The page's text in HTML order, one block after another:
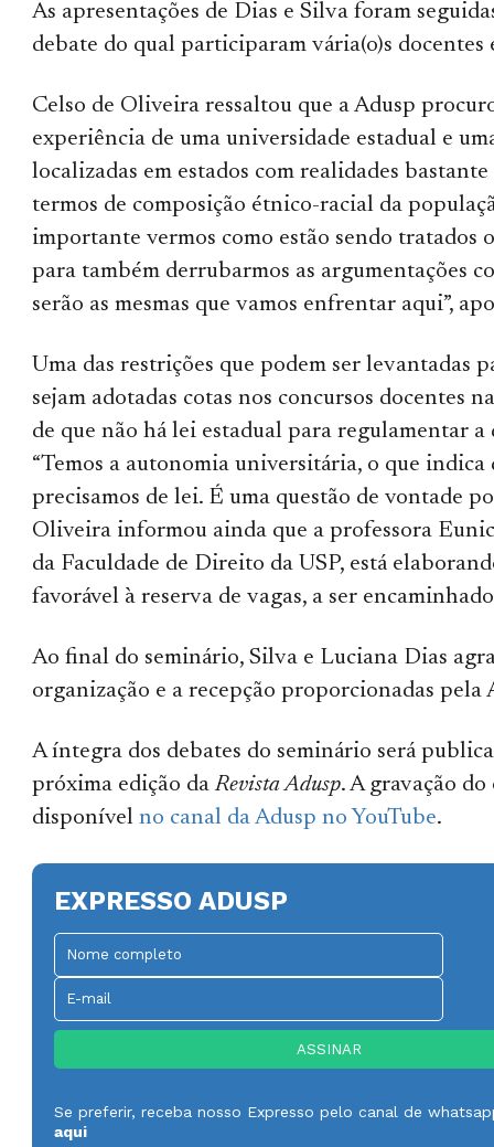
As apresentações de Dias e Silva foram
debate do qual participaram vária(o)s docentes
Celso de Oliveira ressaltou que a Adusp
experiência de uma universidade estadual e
localizadas em estados com realidades bastante
termos de composição étnico-racial da
importante vermos como estão sendo tratados
para também derrubarmos as argumentações
serão as mesmas que vamos enfrentar aqui”,
Uma das restrições que podem ser levantadas
sejam adotadas cotas nos concursos docentes
de que não há lei estadual para regulamentar a
“Temos a autonomia universitária, o que indica
precisamos de lei. É uma questão de vontade
Oliveira informou ainda que a professora
da Faculdade de Direito da USP, está
favorável à reserva de vagas, a ser
Ao final do seminário, Silva e Luciana Dias
organização e a recepção proporcionadas pela
A íntegra dos debates do seminário será
próxima edição daRevista Adusp. A gravação
disponívelno canal da Adusp no YouTube.
EXPRESSO ADUSP
Se preferir, receba nosso Expresso pelo canal de
aqui